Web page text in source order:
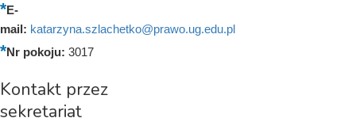
E-
mail: katarzyna.szlachetko@prawo.ug.edu.pl
Nr pokoju: 3017
Kontakt przez
sekretariat